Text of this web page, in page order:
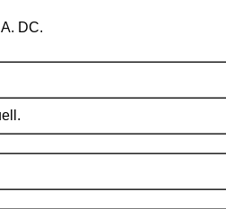
DC.